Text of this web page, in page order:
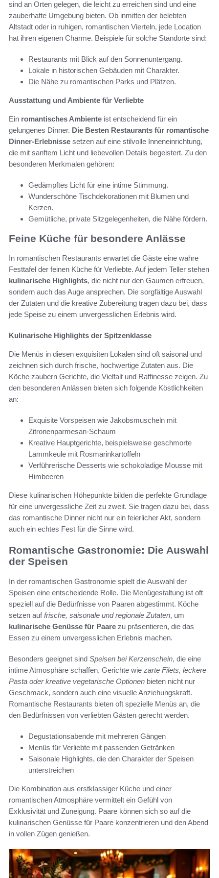
sind an Orten gelegen, die leicht zu erreichen sind und eine
zauberhafte Umgebung bieten. Ob inmitten der belebten
Altstadt oder in ruhigen, romantischen Vierteln, jede Location
hat ihren eigenen Charme. Beispiele für solche Standorte sind:
Restaurants mit Blick auf den Sonnenuntergang.
Lokale in historischen Gebäuden mit Charakter.
Die Nähe zu romantischen Parks und Plätzen.
Ausstattung und Ambiente für Verliebte
Ein romantisches Ambiente ist entscheidend für ein
gelungenes Dinner. Die Besten Restaurants für romantische
Dinner-Erlebnisse setzen auf eine stilvolle Inneneinrichtung,
die mit sanftem Licht und liebevollen Details begeistert. Zu den
besonderen Merkmalen gehören:
Gedämpftes Licht für eine intime Stimmung.
Wunderschöne Tischdekorationen mit Blumen und
Kerzen.
Gemütliche, private Sitzgelegenheiten, die Nähe fördern.
Feine Küche für besondere Anlässe
In romantischen Restaurants erwartet die Gäste eine wahre
Festtafel der feinen Küche für Verliebte. Auf jedem Teller stehen
kulinarische Highlights, die nicht nur den Gaumen erfreuen,
sondern auch das Auge ansprechen. Die sorgfältige Auswahl
der Zutaten und die kreative Zubereitung tragen dazu bei, dass
jede Speise zu einem unvergesslichen Erlebnis wird.
Kulinarische Highlights der Spitzenklasse
Die Menüs in diesen exquisiten Lokalen sind oft saisonal und
zeichnen sich durch frische, hochwertige Zutaten aus. Die
Köche zaubern Gerichte, die Vielfalt und Raffinesse zeigen. Zu
den besonderen Anlässen bieten sich folgende Köstlichkeiten
an:
Exquisite Vorspeisen wie Jakobsmuscheln mit
Zitronenparmesan-Schaum
Kreative Hauptgerichte, beispielsweise geschmorte
Lammkeule mit Rosmarinkartoffeln
Verführerische Desserts wie schokoladige Mousse mit
Himbeeren
Diese kulinarischen Höhepunkte bilden die perfekte Grundlage
für eine unvergessliche Zeit zu zweit. Sie tragen dazu bei, dass
das romantische Dinner nicht nur ein feierlicher Akt, sondern
auch ein echtes Fest für die Sinne wird.
Romantische Gastronomie: Die Auswahl
der Speisen
In der romantischen Gastronomie spielt die Auswahl der
Speisen eine entscheidende Rolle. Die Menügestaltung ist oft
speziell auf die Bedürfnisse von Paaren abgestimmt. Köche
setzen auffrische, saisonale und regionale Zutaten, um
kulinarische Genüsse für Paare zu präsentieren, die das
Essen zu einem unvergesslichen Erlebnis machen.
Besonders geeignet sind Speisen bei Kerzenschein, die eine
intime Atmosphäre schaffen. Gerichte wie zarte Filets, leckere
Pasta oder kreative vegetarische Optionen bieten nicht nur
Geschmack, sondern auch eine visuelle Anziehungskraft.
Romantische Restaurants bieten oft spezielle Menüs an, die
den Bedürfnissen von verliebten Gästen gerecht werden.
Degustationsabende mit mehreren Gängen
Menüs für Verliebte mit passenden Getränken
Saisonale Highlights, die den Charakter der Speisen
unterstreichen
Die Kombination aus erstklassiger Küche und einer
romantischen Atmosphäre vermittelt ein Gefühl von
Exklusivität und Zuneigung. Paare können sich so auf die
kulinarischen Genüsse für Paare konzentrieren und den Abend
in vollen Zügen genießen.